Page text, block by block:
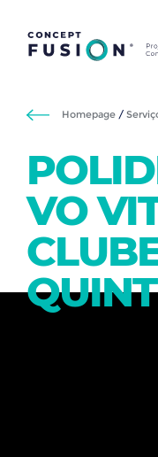
Homepage/
VO